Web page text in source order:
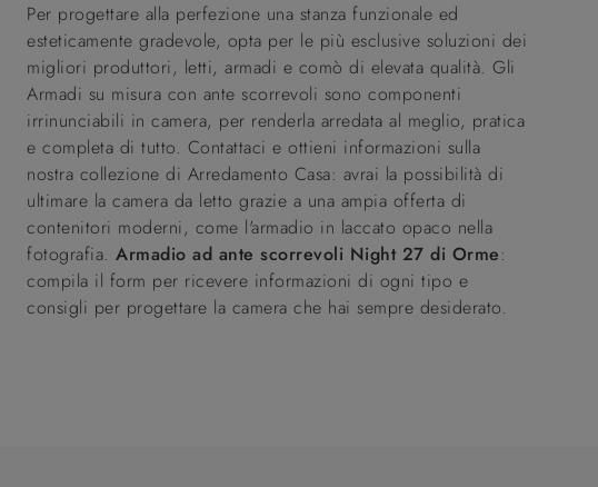
Per progettare alla perfezione una stanza funzionale ed
esteticamente gradevole, opta per le più esclusive soluzioni dei
migliori produttori, letti, armadi e comò di elevata qualità. Gli
Armadi su misura con ante scorrevoli sono componenti
irrinunciabili in camera, per renderla arredata al meglio, pratica
e completa di tutto. Contattaci e ottieni informazioni sulla
nostra collezione di Arredamento Casa: avrai la possibilità di
ultimare la camera da letto grazie a una ampia offerta di
contenitori moderni, come l'armadio in laccato opaco nella
fotografia. Armadio ad ante scorrevoli Night 27 di Orme:
compila il form per ricevere informazioni di ogni tipo e
consigli per progettare la camera che hai sempre desiderato.